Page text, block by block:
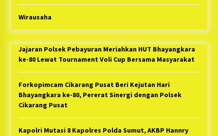
Wirausaha
Jajaran Polsek Pebayuran Meriahkan HUT Bhayangkara
ke-80 Lewat Tournament Voli Cup Bersama Masyarakat
Forkopimcam Cikarang Pusat Beri Kejutan Hari
Bhayangkara ke-80, Pererat Sinergi dengan Polsek
Cikarang Pusat
Kapolri Mutasi 8 Kapolres Polda Sumut, AKBP Hannry